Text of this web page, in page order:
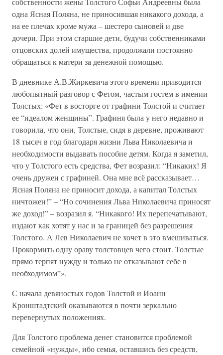
одна Ясная Поляна, не приносившая никакого дохода, а
на ее плечах кроме мужа – шестеро сыновей и две
дочери. При этом старшие дети, будучи собственниками
отцовских долей имущества, продолжали постоянно
обращаться к матери за денежной помощью.
В дневнике А.В.Жиркевича этого времени приводится
любопытный разговор с Фетом, частым гостем в имении
Толстых: «Фет в восторге от графини Толстой и считает
ее “идеалом женщины”. Графиня была у него недавно и
говорила, что они, Толстые, сидя в деревне, проживают
18 тысяч в год благодаря жизни Льва Николаевича и
необходимости выдавать пособие детям. Когда я заметил,
что у Толстого есть средства, Фет возразил: “Никаких! Я
очень дружен с графиней. Она мне всё рассказывает…
Ясная Поляна не приносит дохода, а капитал Толстых
ничтожен!” – “Но сочинения Льва Николаевича приносят
же доход!” – возразил я. “Никакого! Их перепечатывают,
издают как хотят у нас и за границей без разрешения
Толстого. А Лев Николаевич не хочет в это вмешиваться.
Прокормить одну ораву толстовцев чего стоит. Толстые
прямо терпят нужду и только не отказывают себе в
необходимом”».
С начала девяностых годов Толстой и Иоанн
Кронштадтский оказываются в почти зеркально
перевернутых положениях.
Для Толстого проблема денег становится проблемой
семейной «нужды», ибо семья, оставшись без средств,